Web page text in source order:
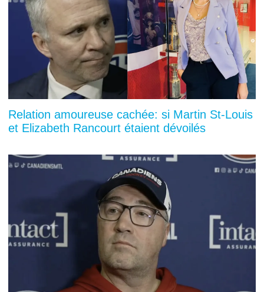
Relation amoureuse cachée: si Martin St-Louis
et Elizabeth Rancourt étaient dévoilés